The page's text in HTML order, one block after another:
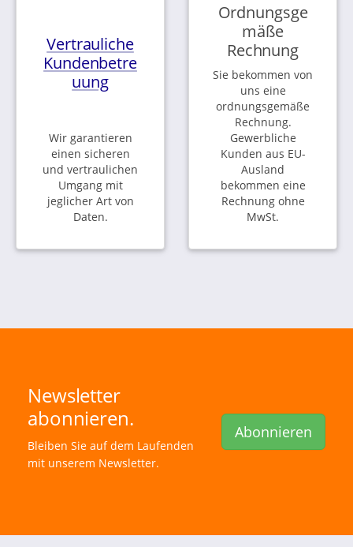
Vertrauliche
Kundenbetre
uung
Wir garantieren
einen sicheren
und vertraulichen
Umgang mit
jeglicher Art von
Daten.
Ordnungsge
mäße
Rechnung
Sie bekommen von
uns eine
ordnungsgemäße
Rechnung.
Gewerbliche
Kunden aus EU-
Ausland
bekommen eine
Rechnung ohne
MwSt.
Newsletter
abonnieren.
Bleiben Sie auf dem Laufenden
mit unserem Newsletter.
Abonnieren